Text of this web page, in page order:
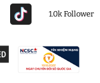
1.0k Follower